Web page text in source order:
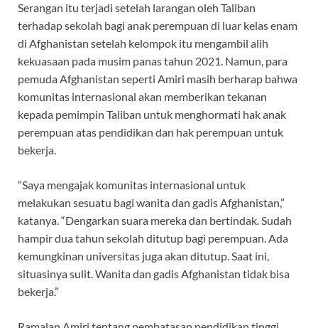
Serangan itu terjadi setelah larangan oleh Taliban
terhadap sekolah bagi anak perempuan di luar kelas enam
di Afghanistan setelah kelompok itu mengambil alih
kekuasaan pada musim panas tahun 2021. Namun, para
pemuda Afghanistan seperti Amiri masih berharap bahwa
komunitas internasional akan memberikan tekanan
kepada pemimpin Taliban untuk menghormati hak anak
perempuan atas pendidikan dan hak perempuan untuk
bekerja.
“Saya mengajak komunitas internasional untuk
melakukan sesuatu bagi wanita dan gadis Afghanistan,”
katanya. “Dengarkan suara mereka dan bertindak. Sudah
hampir dua tahun sekolah ditutup bagi perempuan. Ada
kemungkinan universitas juga akan ditutup. Saat ini,
situasinya sulit. Wanita dan gadis Afghanistan tidak bisa
bekerja.”